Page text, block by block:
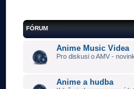
FÓRUM
Anime Music Videa
Pro diskusi o AMV -
Anime a hudba